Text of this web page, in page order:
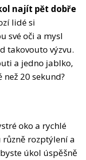
najít pět dobře
lidé si
své oči a mysl
takovouto výzvu.
a jedno jablko,
20 sekund?
oko a rychlé
rozptýlení a
úkol úspěšně